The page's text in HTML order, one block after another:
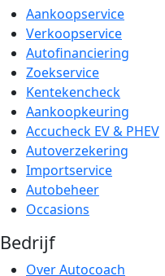
Aankoopservice
Verkoopservice
Autofinanciering
Zoekservice
Kentekencheck
Aankoopkeuring
Accucheck EV & PHEV
Autoverzekering
Importservice
Autobeheer
Occasions
Bedrijf
Over Autocoach